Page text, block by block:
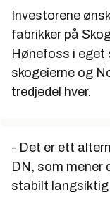
Investorene
fabrikker på
Hønefoss i eget
skogeierne og
tredjedel hver.
- Det er ett
DN, som mener
stabilt langsiktig